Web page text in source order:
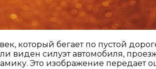
который бегает по пустой
виден силуэт автомобиля,
Это изображение передает